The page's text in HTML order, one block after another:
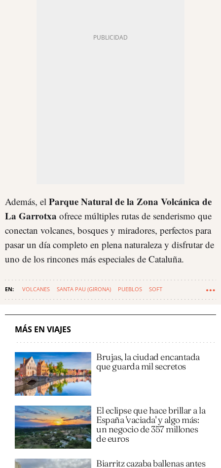
Además, el Parque Natural de la Zona Volcánica de
La Garrotxa ofrece múltiples rutas de senderismo que
conectan volcanes, bosques y miradores, perfectos para
pasar un día completo en plena naturaleza y disfrutar de
uno de los rincones más especiales de Cataluña.
VOLCANES SANTA PAU (GIRONA) PUEBLOS SOFT
MÁS EN VIAJES
Brujas, la ciudad encantada
que guarda mil secretos
El eclipse que hace brillar a la
España 'vaciada' y algo más:
un negocio de 357 millones
de euros
Biarritz cazaba ballenas antes